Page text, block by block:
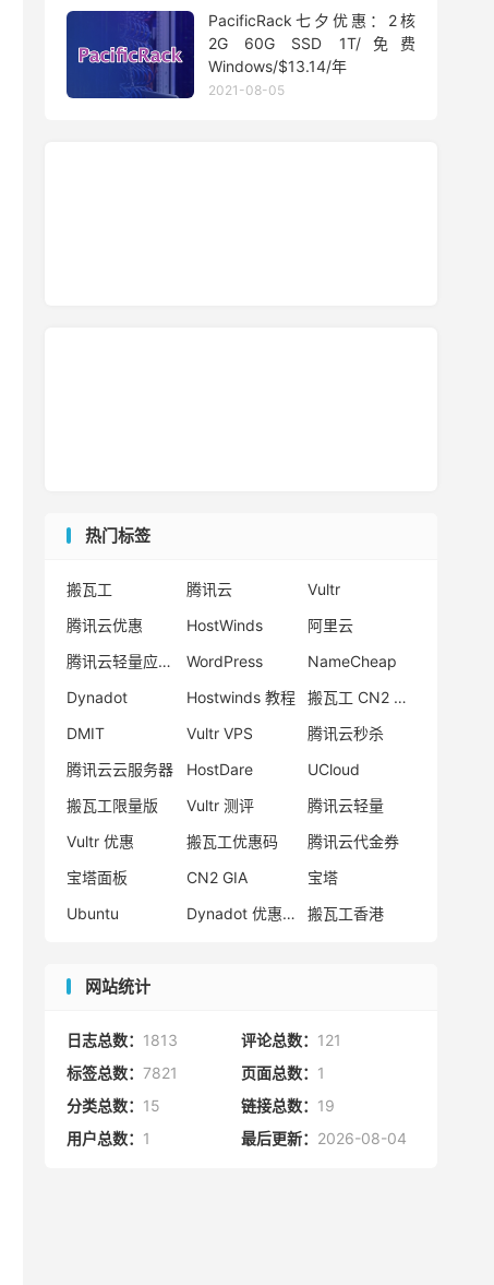
PacificRack七夕优惠：2核
2G 60G SSD 1T/免费
Windows/$13.14/年
2021-08-05
热门标签
搬瓦工
Vultr
腾讯云优惠
HostWinds
阿里云
WordPress